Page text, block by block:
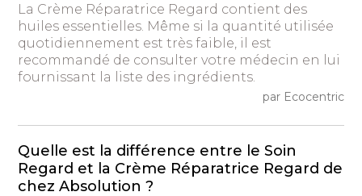
La Crème Réparatrice Regard contient des
huiles essentielles. Même si la quantité utilisée
quotidiennement est très faible, il est
recommandé de consulter votre médecin en lui
fournissant la liste des ingrédients.
par Ecocentric
Quelle est la différence entre le Soin
Regard et la Crème Réparatrice Regard de
chez Absolution ?